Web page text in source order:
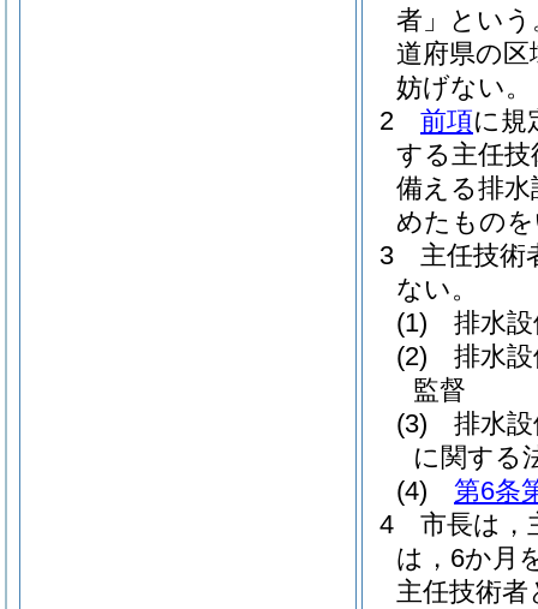
者」という
道府県の
妨げない。
2
前項に規
する主任技
備える排
めたもの
3
主任技術
ない。
(1)
排水
(2)
排水
監督
(3)
排水
に関する
(4)
第6条
4
市長は，
は，6か月
主任技術